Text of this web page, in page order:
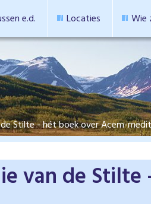
e.d. Locaties Wie
Stilte - hét boek over Acem-
van de